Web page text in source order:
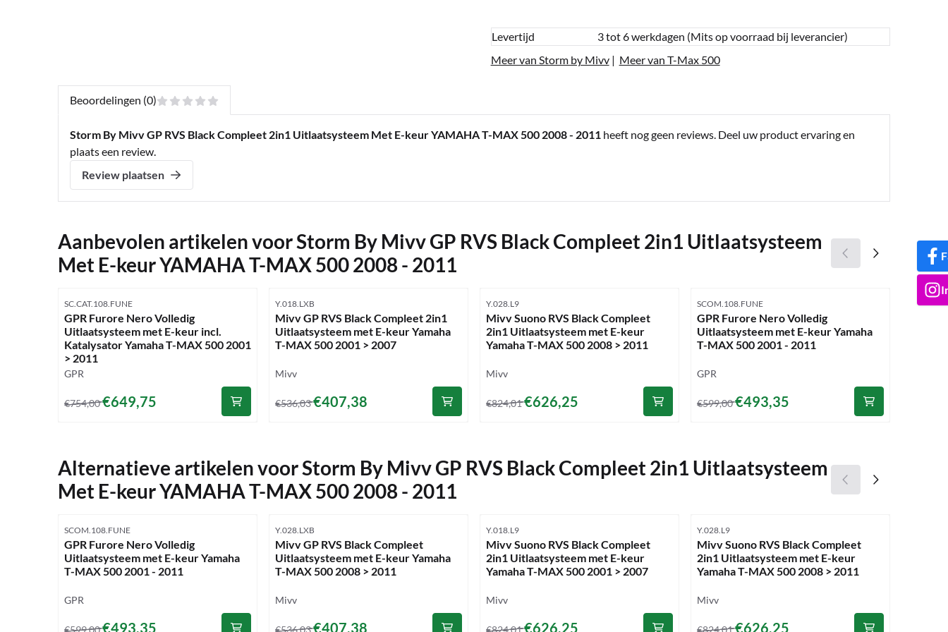
Levertijd
3 tot 6 werkdagen (Mits op voorraad bij leverancier)
Meer van Storm by Mivv| Meer van T-Max 500
Beoordelingen (0)
Storm By Mivv GP RVS Black Compleet 2in1 Uitlaatsysteem Met E-keur YAMAHA T-MAX 500 2008 - 2011 heeft nog geen reviews. Deel uw product ervaring en
plaats een review.
Review plaatsen
Aanbevolen artikelen voorStorm By Mivv GP RVS Black Compleet 2in1 Uitlaatsysteem
Met E-keur YAMAHA T-MAX 500 2008 - 2011
Artikelnummer
SC.CAT.108.FUNE
GPR Furore Nero Volledig
Uitlaatsysteem met E-keur incl.
Katalysator Yamaha T-MAX 500 2001
> 2011
Merk:
GPR
Van 754,00 voor 649,75
€754,00€649,75
Artikelnummer
Y.018.LXB
Mivv GP RVS Black Compleet 2in1
Uitlaatsysteem met E-keur Yamaha
T-MAX 500 2001 > 2007
Merk:
Mivv
Van 536,03 voor 407,38
€536,03€407,38
Artikelnummer
Y.028.L9
Mivv Suono RVS Black Compleet
2in1 Uitlaatsysteem met E-keur
Yamaha T-MAX 500 2008 > 2011
Merk:
Mivv
Van 824,01 voor 626,25
€824,01€626,25
Artikelnummer
SCOM.108.FUNE
GPR Furore Nero Volledig
Uitlaatsysteem met E-keur Yamaha
T-MAX 500 2001 - 2011
Merk:
GPR
Van 599,00 voor 493,35
€599,00€493,35
Y.035.LRB
Alternatieve artikelen voorStorm By Mivv GP RVS Black Compleet 2in1 Uitlaatsysteem
Met E-keur YAMAHA T-MAX 500 2008 - 2011
Artikelnummer
SCOM.108.FUNE
GPR Furore Nero Volledig
Uitlaatsysteem met E-keur Yamaha
T-MAX 500 2001 - 2011
Merk:
GPR
Van 599,00 voor 493,35
€599,00€493,35
Artikelnummer
Y.028.LXB
Mivv GP RVS Black Compleet
Uitlaatsysteem met E-keur Yamaha
T-MAX 500 2008 > 2011
Merk:
Mivv
Van 536,03 voor 407,38
€536,03€407,38
Artikelnummer
Y.018.L9
Mivv Suono RVS Black Compleet
2in1 Uitlaatsysteem met E-keur
Yamaha T-MAX 500 2001 > 2007
Merk:
Mivv
Van 824,01 voor 626,25
€824,01€626,25
Artikelnummer
Y.028.L9
Mivv Suono RVS Black Compleet
2in1 Uitlaatsysteem met E-keur
Yamaha T-MAX 500 2008 > 2011
Merk:
Mivv
Van 824,01 voor 626,25
€824,01€626,25